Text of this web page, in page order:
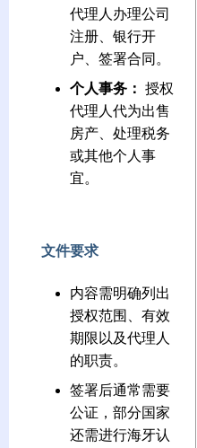
代理人办理公司
注册、银行开
户、签署合同。
个人事务： 授权
代理人代为出售
房产、处理税务
或其他个人事
宜。
文件要求
内容需明确列出
授权范围、有效
期限以及代理人
的职责。
签署后通常需要
公证，部分国家
还需进行海牙认